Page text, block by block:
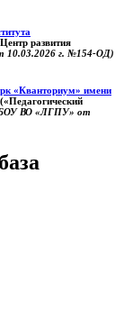
развития
г. №154-ОД)
«Кванториум» имени
ВО «ЛГПУ» от